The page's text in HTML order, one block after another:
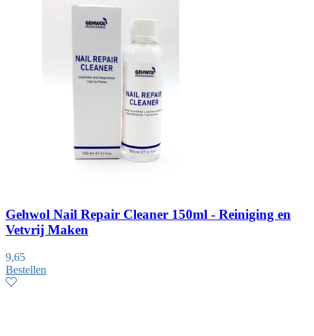
Gehwol Nail Repair Cleaner 150ml - Reiniging en
Vetvrij Maken
9,65
Bestellen